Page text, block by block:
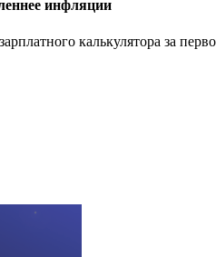
инфляции
калькулятора за